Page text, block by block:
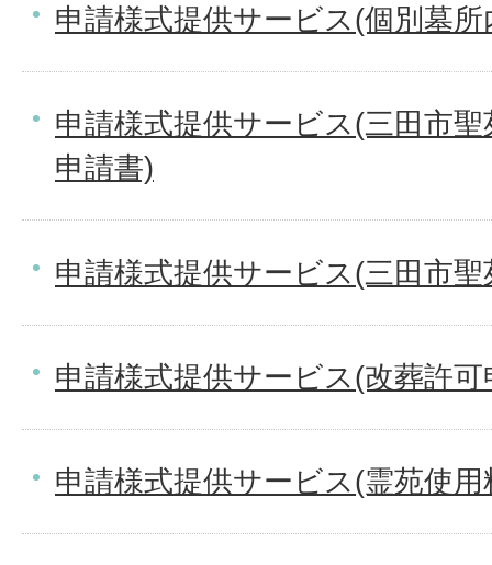
申請様式提供サービス(個別墓
申請様式提供サービス(三田市
申請書)
申請様式提供サービス(三田市
申請様式提供サービス(改葬許可
申請様式提供サービス(霊苑使